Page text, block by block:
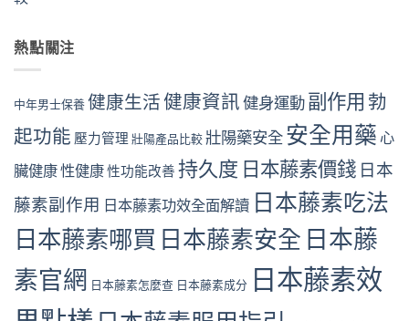
熱點關注
中年男士保養健康生活健康資訊健身運動副作用 勃
起功能 壓力管理 壯陽產品比較壯陽藥安全安全用藥 心
臟健康性健康性功能改善 持久度 日本藤素價錢 日本
藤素副作用 日本藤素功效全面解讀 日本藤素吃法
日本藤素哪買 日本藤素安全 日本藤
素官網 日本藤素怎麼查 日本藤素成分 日本藤素效